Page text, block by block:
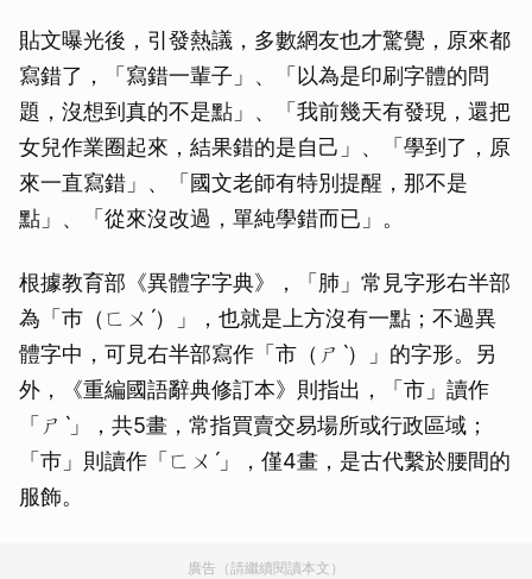
貼文曝光後，引發熱議，多數網友也才驚覺，原來都
寫錯了，「寫錯一輩子」、「以為是印刷字體的問
題，沒想到真的不是點」、「我前幾天有發現，還把
女兒作業圈起來，結果錯的是自己」、「學到了，原
來一直寫錯」、「國文老師有特別提醒，那不是
點」、「從來沒改過，單純學錯而已」。
根據教育部《異體字字典》，「肺」常見字形右半部
為「巿（ㄈㄨˊ）」，也就是上方沒有一點；不過異
體字中，可見右半部寫作「市（ㄕˋ）」的字形。另
外，《重編國語辭典修訂本》則指出，「市」讀作
「ㄕˋ」，共5畫，常指買賣交易場所或行政區域；
「巿」則讀作「ㄈㄨˊ」，僅4畫，是古代繫於腰間的
服飾。
廣告（請繼續閱讀本文）